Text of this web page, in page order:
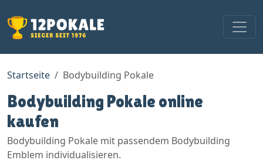
Startseite Bodybuilding Pokale
Bodybuilding Pokale online
kaufen
Bodybuilding Pokale mit passendem Bodybuilding
Emblem individualisieren.